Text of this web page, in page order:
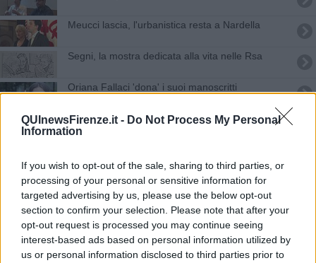
QUInewsFirenze.it - Do Not Process My Personal
Information
If you wish to opt-out of the sale, sharing to third parties, or
processing of your personal or sensitive information for
targeted advertising by us, please use the below opt-out
section to confirm your selection. Please note that after your
opt-out request is processed you may continue seeing
interest-based ads based on personal information utilized by
us or personal information disclosed to third parties prior to
Meucci lascia, l'urbanistica resta a Nardella
Segni, la mostra dedicata alla vita nelle Rsa
Oriana Fallaci 'dona' i suoi manoscritti
Filo diretto tra Firenze e il Saharawi
Sicurezza, piena condivisione sugli obiettivi
Il tramonto del sole e l'ultimo addio
Agli Uffizi i ritratti che raccontano la Riforma